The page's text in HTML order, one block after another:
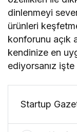
dinlenmeyi
ürünleri
konforunu açık
kendinize en
ediyorsanız
Startup